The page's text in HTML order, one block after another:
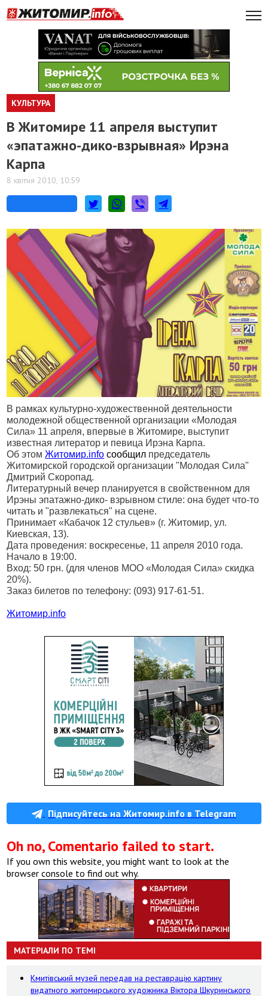
КУЛЬТУРА
В Житомире 11 апреля выступит
«эпатажно-дико-взрывная» Ирэна
Карпа
8 квітня 2010, 10:59
В рамках культурно-художественной деятельности
молодежной общественной организации «Молодая
Сила» 11 апреля, впервые в Житомире, выступит
известная литератор и певица Ирэна Карпа.
Об этомЖитомир.info сообщил председатель
Житомирской городской организации "Молодая Сила"
Дмитрий Скоропад.
Литературный вечер планируется в свойственном для
Ирэны эпатажно-дико- взрывном стиле: она будет что-то
читать и "развлекаться" на сцене.
Принимает «Кабачок 12 стульев» (г. Житомир, ул.
Киевская, 13).
Дата проведения: воскресенье, 11 апреля 2010 года.
Начало в 19:00.
Вход: 50 грн. (для членов МОО «Молодая Сила» скидка
20%).
Заказ билетов по телефону: (093) 917-61-51.
Житомир.info
Підписуйтесь на Житомир.info в Telegram
Oh no, Comentario failed to start.
If you own this website, you might want to look at the
browser console to find out why.
МАТЕРІАЛИ ПО ТЕМІ
Кмитівський музей передав на реставрацію картину
видатного житомирського художника Віктора Шкуринського